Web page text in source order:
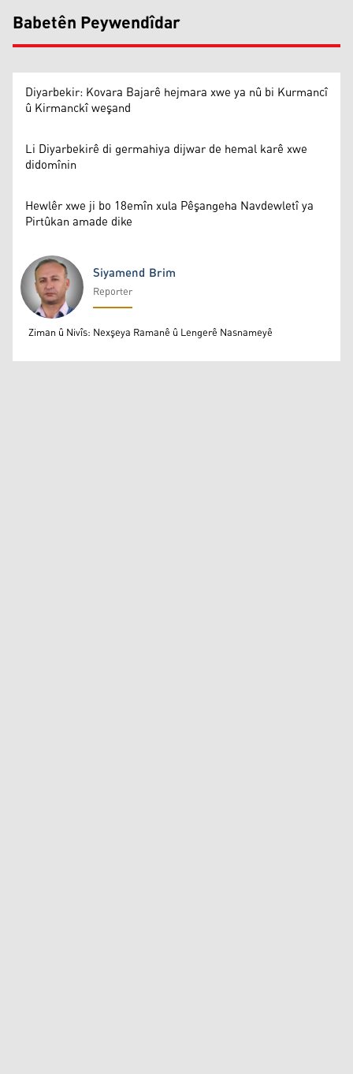
Babetên Peywendîdar
Diyarbekir: Kovara Bajarê hejmara xwe ya nû bi Kurmancî
û Kirmanckî weşand
Li Diyarbekirê di germahiya dijwar de hemal karê xwe
didomînin
Hewlêr xwe ji bo 18emîn xula Pêşangeha Navdewletî ya
Pirtûkan amade dike
Siyamend Brim
Siyamend Brim
Reporter
Ziman û Nivîs: Nexşeya Ramanê û Lengerê Nasnameyê